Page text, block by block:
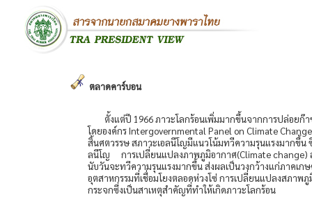
ตลาดคาร์บอน
ตั้งแต่ปี 1966 ภาวะโลกร้อนเพิ่มมากขึ้นจากการปล่อยก๊
โดยองค์กร Intergovernmental Panel on Climate
สิ้นศตวรรษ สภาวะเอลนีโญมีแนวโน้มทวีความรุนแรงมากขึ้
ลนีโญ
การเปลี่ยนแปลงภาพภูมิอากาศ(Climate change)
นับวันจะทวีความรุนแรงมากขึ้น ส่งผลเป็นวงกว้างแก่ภาคเ
อุตสาหกรรมที่เชื่อมโยงตลอดห่วงโซ่ การเปลี่ยนแปลงสภา
กระจกซึ่งเป็นสาเหตุสำคัญที่ทำให้เกิดภาวะโลกร้อน